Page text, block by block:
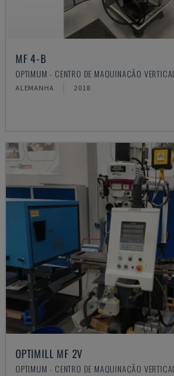
MF 4-B
OPTIMUM - CENTRO DE MAQUINAÇÃO VERTICAL
ALEMANHA 2018
OPTIMILL MF 2V
OPTIMUM - CENTRO DE MAQUINAÇÃO VERTICAL